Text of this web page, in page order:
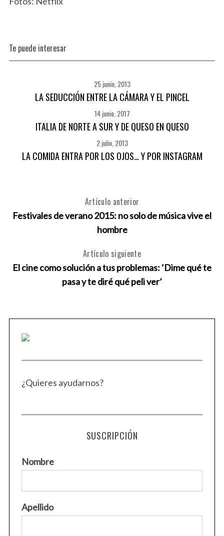
Te puede interesar
25 junio, 2013
LA SEDUCCIÓN ENTRE LA CÁMARA Y EL PINCEL
14 junio, 2017
ITALIA DE NORTE A SUR Y DE QUESO EN QUESO
2 julio, 2013
LA COMIDA ENTRA POR LOS OJOS… Y POR INSTAGRAM
Artículo anterior
Festivales de verano 2015: no solo de música vive el
hombre
Artículo siguiente
El cine como solución a tus problemas: ‘Dime qué te
pasa y te diré qué peli ver’
¿Quieres ayudarnos?
SUSCRIPCIÓN
Nombre
Apellido
e
c
r
: